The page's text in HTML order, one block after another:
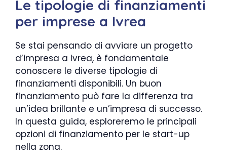
Le tipologie di finanziamenti
per imprese a Ivrea
Se stai pensando di avviare un progetto
d’impresa a Ivrea, è fondamentale
conoscere le diverse tipologie di
finanziamenti disponibili. Un buon
finanziamento può fare la differenza tra
un’idea brillante e un’impresa di successo.
In questa guida, esploreremo le principali
opzioni di finanziamento per le start-up
nella zona.